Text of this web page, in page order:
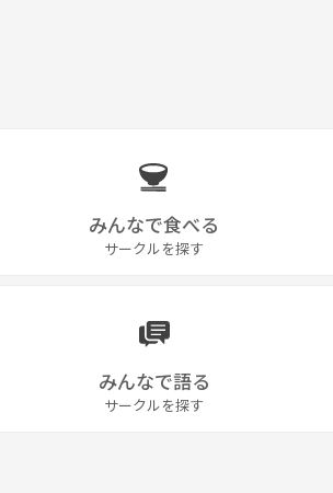
みんなで食べる
サークルを探す
みんなで語る
サークルを探す